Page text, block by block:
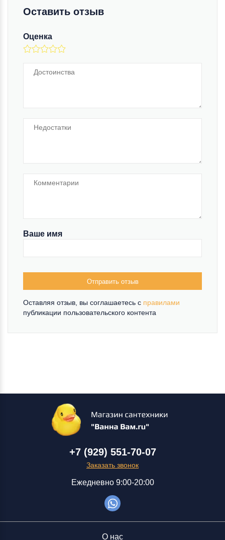
Оставить отзыв
Оценка
Ваше имя
Отправить отзыв
Оставляя отзыв, вы соглашаетесь c правилами
публикации пользовательского контента
+7 (929) 551-70-07
Заказать звонок
Ежедневно 9:00-20:00
О нас